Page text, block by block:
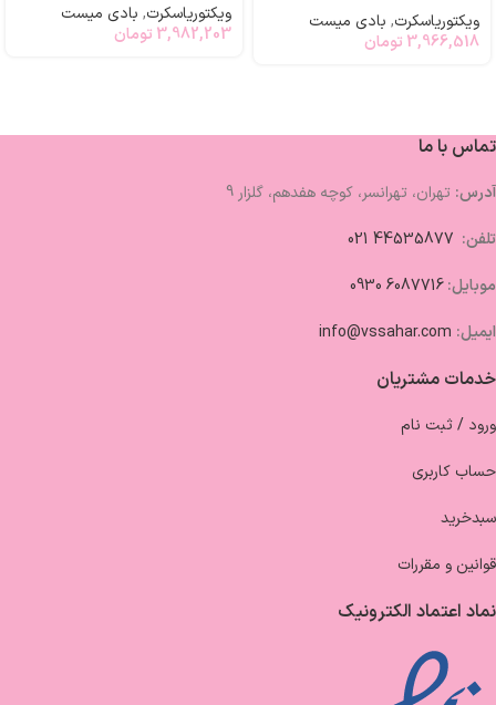
ویکتوریاسکرت, بادی میست
3,966,518 تومان
ویکتوریاسکرت, بادی میست
3,982,203 تومان
تماس با ما
آدرس: تهران، تهرانسر، کوچه هفدهم، گلزار 9
تلفن:
موبایل:6087716 0930
ایمیل: info@vssahar.com
خدمات مشتریان
ورود / ثبت نام
حساب کاربری
سبدخرید
قوانین و مقررات
نماد اعتماد الکترونیک